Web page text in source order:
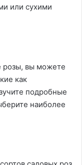
или сухими
розы, вы можете
как
подробные
наиболее